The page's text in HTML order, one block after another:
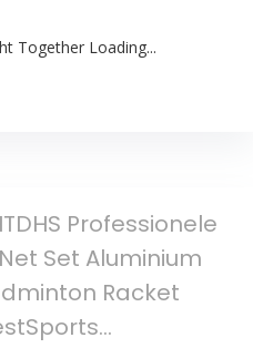
Together Loading...
Professionele
Set Aluminium
Racket